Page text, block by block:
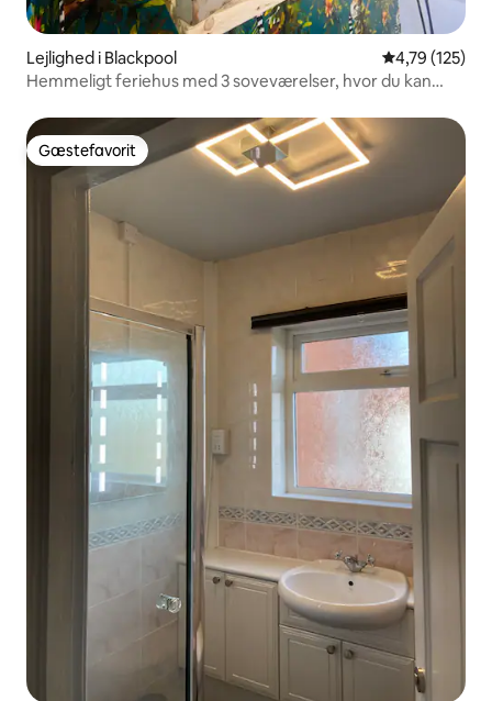
Lejlighed i Blackpool 4,79 ud af 5 i
4,79 (125)
Hemmeligt feriehus med 3 soveværelser, hvor du kan
Gæstefavorit
Gæstefavorit